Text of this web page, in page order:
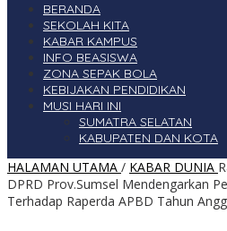
BERANDA
SEKOLAH KITA
KABAR KAMPUS
INFO BEASISWA
ZONA SEPAK BOLA
KEBIJAKAN PENDIDIKAN
MUSI HARI INI
SUMATRA SELATAN
KABUPATEN DAN KOTA
HALAMAN UTAMA / KABAR DUNIA
DPRD Prov.Sumsel Mendengarkan
Terhadap Raperda APBD Tahun